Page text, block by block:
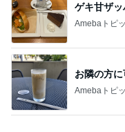
お隣の方
Amebaトピ